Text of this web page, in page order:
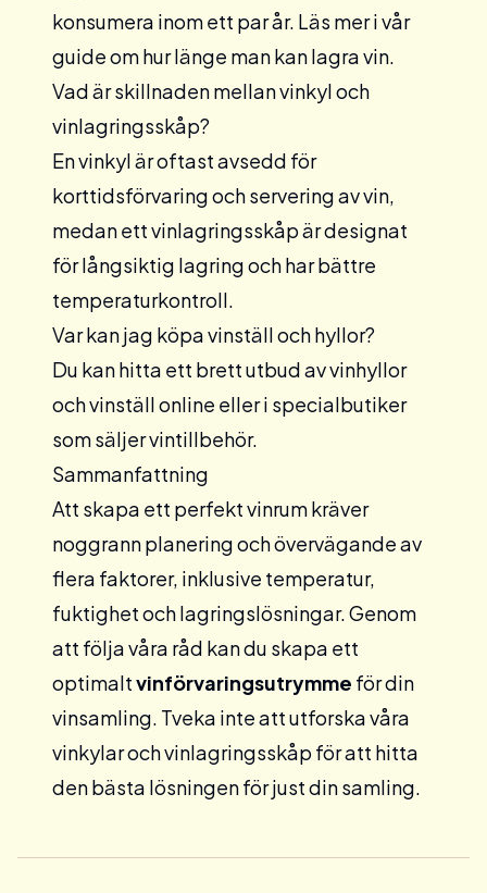
konsumera inom ett par år. Läs mer i vår
guide om hur länge man kanlagra vin.
Vad är skillnaden mellan vinkyl och
vinlagringsskåp?
En vinkyl är oftast avsedd för
korttidsförvaring och servering av vin,
medan ett vinlagringsskåp är designat
för långsiktig lagring och har bättre
temperaturkontroll.
Var kan jag köpa vinställ och hyllor?
Du kan hitta ett brett utbud avvinhyllor
och vinställ online eller i specialbutiker
som säljer vintillbehör.
Sammanfattning
Att skapa ett perfekt vinrum kräver
noggrann planering och övervägande av
flera faktorer, inklusive temperatur,
fuktighet och lagringslösningar. Genom
att följa våra råd kan du skapa ett
optimaltvinförvaringsutrymme för din
vinsamling. Tveka inte att utforska våra
vinkylarochvinlagringsskåp för att hitta
den bästa lösningen för just din samling.